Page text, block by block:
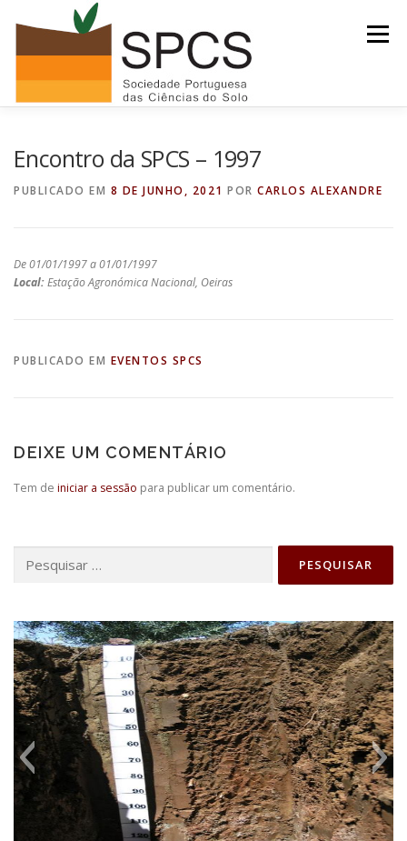
para
Menu
ARQUIVO
Encontro da SPCS – 1997
PUBLICADO EM 8 DE JUNHO, 2021 POR CARLOS ALEXANDRE
De 01/01/1997 a 01/01/1997
Local:Estação Agronómica Nacional, Oeiras
PUBLICADO EM EVENTOS SPCS
DEIXE UM COMENTÁRIO
Tem de iniciar a sessão para publicar um comentário.
por: